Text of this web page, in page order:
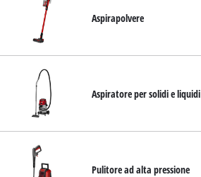
Aspirapolvere
Aspiratore per solidi e liquidi
Pulitore ad alta pressione